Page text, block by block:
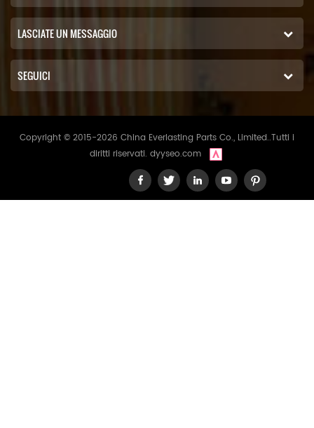
LASCIATE UN MESSAGGIO
SEGUICI
Copyright © 2015-2026 China Everlasting Parts Co., Limited..Tutti i
diritti riservati. dyyseo.com